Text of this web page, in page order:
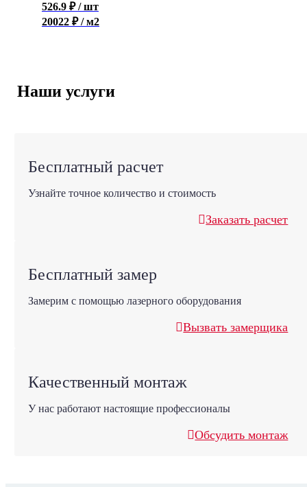
526.9 ₽ / шт
20022 ₽ / м2
Наши услуги
Бесплатный расчет
Узнайте точное количество и стоимость
Заказать расчет
Бесплатный замер
Замерим с помощью лазерного оборудования
Вызвать замерщика
Качественный монтаж
У нас работают настоящие профессионалы
Обсудить монтаж